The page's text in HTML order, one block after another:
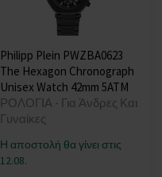
Philipp Plein PWZBA0623
The Hexagon Chronograph
Unisex Watch 42mm 5ATM
ΡΟΛΟΓΙΑ - Για Άνδρες Και
Γυναίκες
Η αποστολή θα γίνει στις
12.08.